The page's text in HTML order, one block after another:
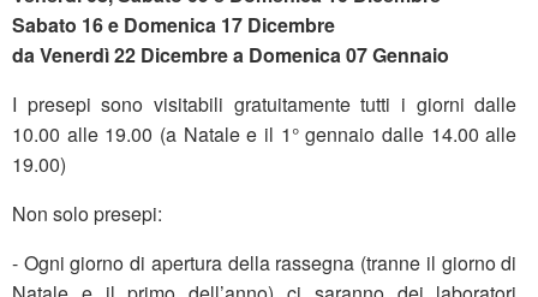
Sabato 16 e Domenica 17 Dicembre
da Venerdì 22 Dicembre a Domenica 07 Gennaio
I presepi sono visitabili gratuitamente tutti i giorni dalle
10.00 alle 19.00 (a Natale e il 1° gennaio dalle 14.00 alle
19.00)
Non solo presepi:
- Ogni giorno di apertura della rassegna (tranne il giorno di